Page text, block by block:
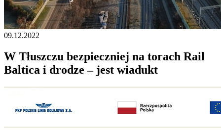
09.12.2022
W Tłuszczu bezpieczniej na torach Rail
Baltica i drodze – jest wiadukt